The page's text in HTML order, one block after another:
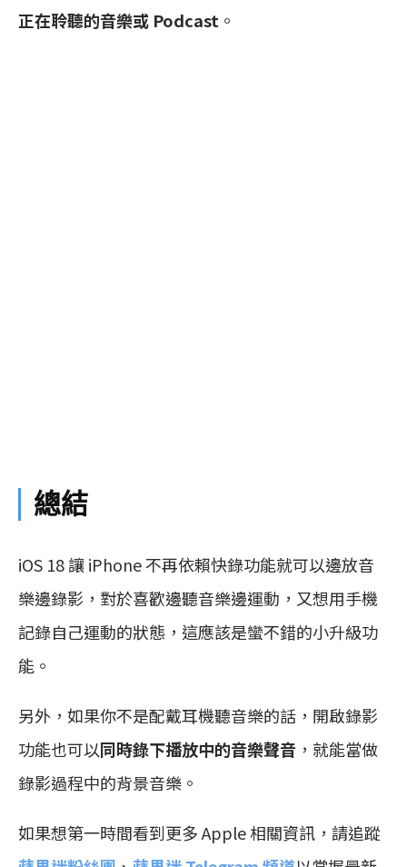
正在聆聽的音樂或 Podcast 。
總結
iOS 18 讓 iPhone 不再依賴快錄功能就可以邊放音
樂邊錄影，對於喜歡邊聽音樂邊運動，又想用手機
記錄自己運動的狀態，這應該是蠻不錯的小升級功
能。
另外，如果你不是配戴耳機聽音樂的話，開啟錄影
功能也可以同時錄下播放中的音樂聲音 ，就能當做
錄影過程中的背景音樂。
如果想第一時間看到更多 Apple 相關資訊，請追蹤